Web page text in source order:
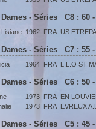
- Séries C8 : 60 -
1962 FRA US
- Séries C7 : 55 -
1964 FRA L.L.O ST
- Séries C6 : 50 -
1973 FRA EN
1973 FRA EVREUX
- Séries C5 : 45 -